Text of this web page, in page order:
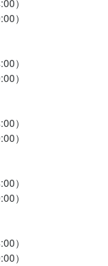
）
）
）
）
）
）
）
）
）
）